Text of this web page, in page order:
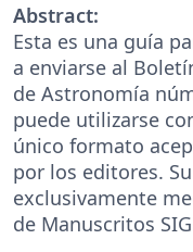
Abstract:
Esta es una guía
a enviarse al
de Astronomía
puede utilizarse
único formato
por los editores.
exclusivamente
de Manuscritos